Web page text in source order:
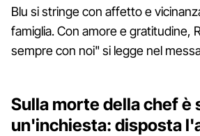
Blu si stringe con affetto e
famiglia. Con amore e gratitudine,
sempre con noi" si legge nel
Sulla morte della chef è
un'inchiesta: disposta